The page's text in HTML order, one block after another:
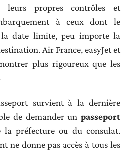
leurs propres contrôles et
à ceux dont le
date limite, peu importe la
Air France, easyJet et
plus rigoureux que les
survient à la dernière
de demander un passeport
la préfecture ou du consulat.
ne donne pas accès à tous les